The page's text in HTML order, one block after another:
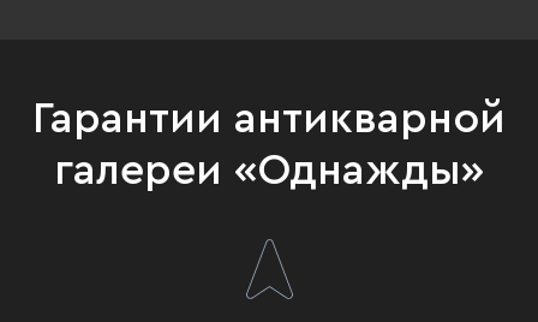
Гарантии антикварной
галереи «Однажды»